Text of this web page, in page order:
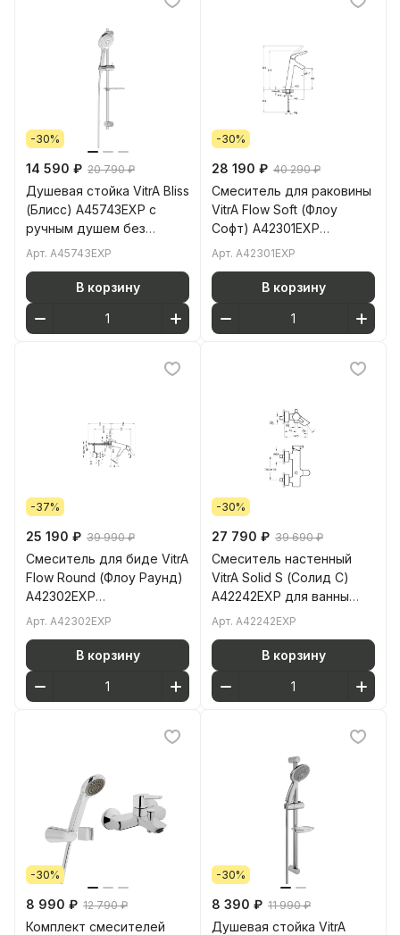
-30%
14 590 ₽ 20 790 ₽
Душевая стойка VitrA Bliss
(Блисс) A45743EXP с
ручным душем без
смесителя с мыльницей
Арт. A45743EXP
В корзину
-30%
28 190 ₽ 40 290 ₽
Смеситель для раковины
VitrA Flow Soft (Флоу
Софт) A42301EXP
однорычажный хром
Арт. A42301EXP
В корзину
-37%
25 190 ₽ 39 990 ₽
Смеситель для биде VitrA
Flow Round (Флоу Раунд)
A42302EXP
однорычажный хром
Арт. A42302EXP
В корзину
-30%
27 790 ₽ 39 690 ₽
Смеситель настенный
VitrA Solid S (Солид С)
A42242EXP для ванны
однорычажный хром
Арт. A42242EXP
В корзину
-30%
8 990 ₽ 12 790 ₽
Комплект смесителей
-30%
8 390 ₽ 11 990 ₽
Душевая стойка VitrA